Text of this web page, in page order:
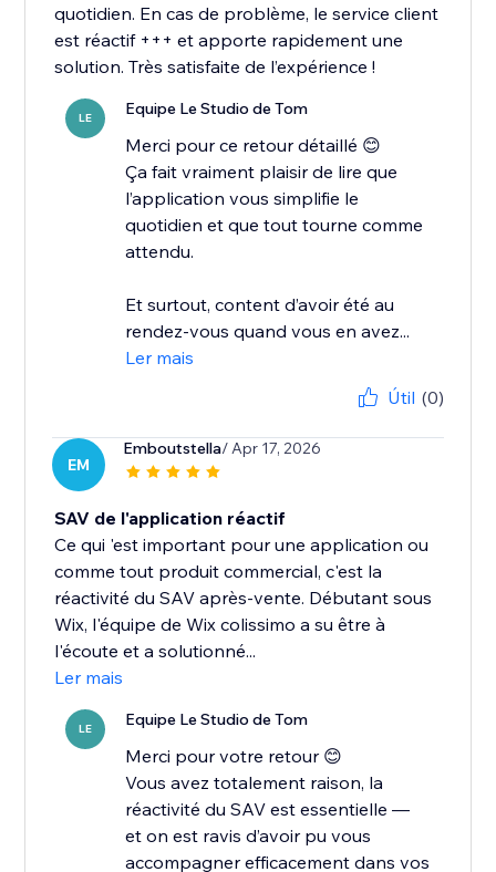
quotidien. En cas de problème, le service client
est réactif +++ et apporte rapidement une
solution. Très satisfaite de l’expérience !
LE Equipe Le Studio de Tom
Merci pour ce retour détaillé 😊
Ça fait vraiment plaisir de lire que
l’application vous simplifie le
quotidien et que tout tourne comme
attendu.
Et surtout, content d’avoir été au
rendez-vous quand vous en avez...
Ler mais
Útil (0)
EM
Emboutstella/ Apr 17, 2026
SAV de l'application réactif
Ce qui 'est important pour une application ou
comme tout produit commercial, c'est la
réactivité du SAV après-vente. Débutant sous
Wix, l'équipe de Wix colissimo a su être à
l'écoute et a solutionné...
Ler mais
LE Equipe Le Studio de Tom
Merci pour votre retour 😊
Vous avez totalement raison, la
réactivité du SAV est essentielle —
et on est ravis d’avoir pu vous
accompagner efficacement dans vos